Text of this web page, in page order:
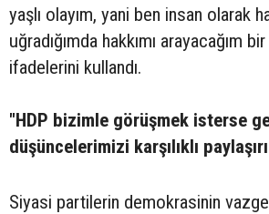
yaşlı olayım, yani ben insan olarak
uğradığımda hakkımı arayacağım bir
ifadelerini kullandı.
"HDP bizimle görüşmek isterse
düşüncelerimizi karşılıklı
Siyasi partilerin demokrasinin